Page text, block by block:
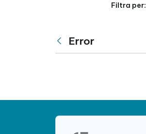
Filtra per:
Vés enrere
Error